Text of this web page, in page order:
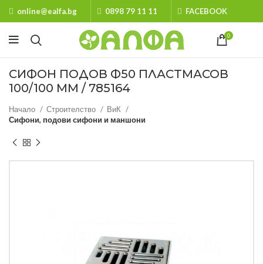
online@ealfa.bg 0898 79 11 11 FACEBOOK
0
СИФОН ПОДОВ Ф50 ПЛАСТМАСОВ
100/100 ММ / 785164
Начало Строителство
ВиК
Сифони, подови сифони и маншони